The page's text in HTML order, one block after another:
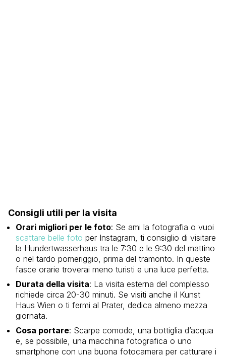
Consigli utili per la visita
Orari migliori per le foto: Se ami la fotografia o vuoi
scattare belle foto per Instagram, ti consiglio di visitare
la Hundertwasserhaus tra le 7:30 e le 9:30 del mattino
o nel tardo pomeriggio, prima del tramonto. In queste
fasce orarie troverai meno turisti e una luce perfetta.
Durata della visita: La visita esterna del complesso
richiede circa 20-30 minuti. Se visiti anche il Kunst
Haus Wien o ti fermi al Prater, dedica almeno mezza
giornata.
Cosa portare: Scarpe comode, una bottiglia d’acqua
e, se possibile, una macchina fotografica o uno
smartphone con una buona fotocamera per catturare i